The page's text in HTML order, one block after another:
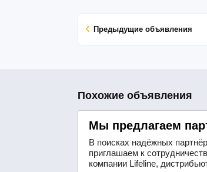
Предыдущие объявления
Похожие объявления
Мы предлагаем
В поисках надёжных
приглашаем к
компании Lifeline,